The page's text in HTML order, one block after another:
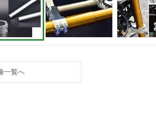
一覧へ